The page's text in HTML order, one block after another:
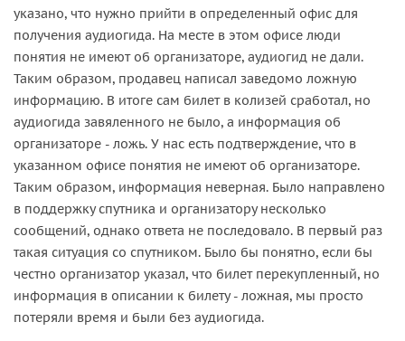
указано, что нужно прийти в определенный офис для
получения аудиогида. На месте в этом офисе люди
понятия не имеют об организаторе, аудиогид не дали.
Таким образом, продавец написал заведомо ложную
информацию. В итоге сам билет в колизей сработал, но
аудиогида завяленного не было, а информация об
организаторе - ложь. У нас есть подтверждение, что в
указанном офисе понятия не имеют об организаторе.
Таким образом, информация неверная. Было направлено
в поддержку спутника и организатору несколько
сообщений, однако ответа не последовало. В первый раз
такая ситуация со спутником. Было бы понятно, если бы
честно организатор указал, что билет перекупленный, но
информация в описании к билету - ложная, мы просто
потеряли время и были без аудиогида.